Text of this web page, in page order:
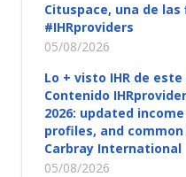
Cituspace, una de
#IHRproviders
05/08/2026
Lo + visto IHR de
Contenido
2026: updated
profiles, and
Carbray International
05/08/2026